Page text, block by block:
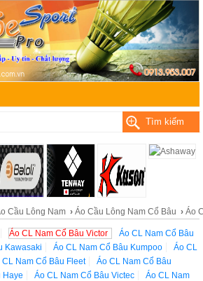
Tìm kiếm
Cầu Lông Nam › Áo Cầu Lông Nam Cổ Bâu › Áo
Áo CL Nam Cổ Bâu Victor
Áo CL Nam Cổ Bâu
Kawasaki Áo CL Nam Cổ Bâu Kumpoo
Áo CL
CL Nam Cổ Bâu Fleet
Áo CL Nam Cổ Bâu
Haye Áo CL Nam Cổ Bâu Victec
Áo CL Nam